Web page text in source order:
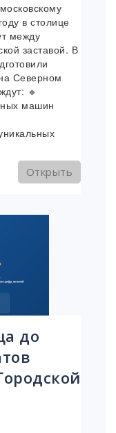
в столице
между
заставой. В
Северном
🔹
машин
Открыть
до